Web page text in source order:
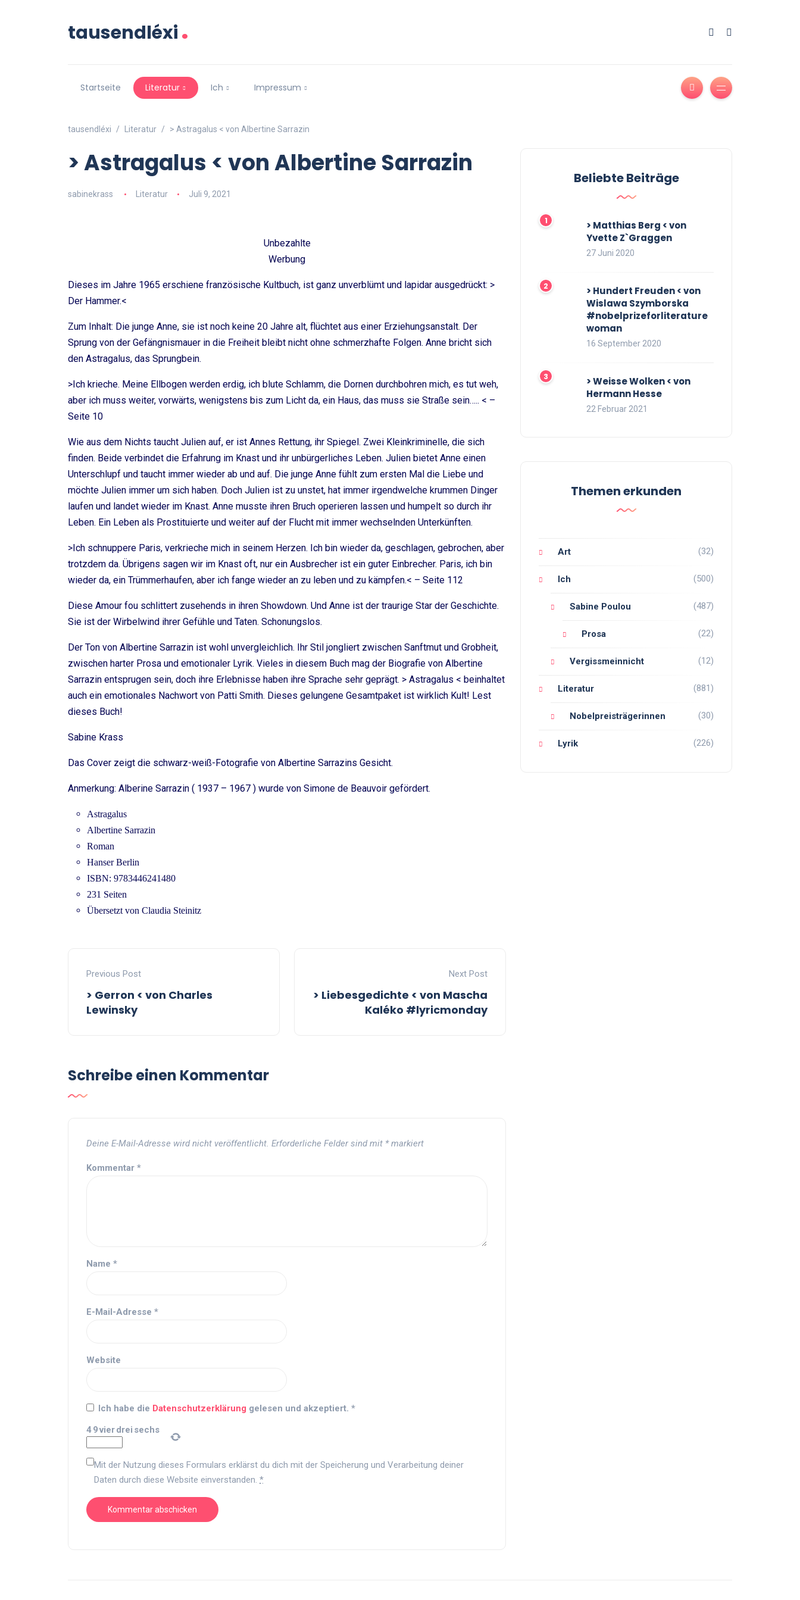
tausendléxi.
Startseite Literatur Ich Impressum
tausendléxi Literatur > Astragalus < von Albertine Sarrazin
> Astragalus < von Albertine Sarrazin
sabinekrass Literatur Juli 9, 2021
Unbezahlte
Werbung
Dieses im Jahre 1965 erschiene französische Kultbuch, ist ganz unverblümt und lapidar ausgedrückt: >
Der Hammer.<
Zum Inhalt: Die junge Anne, sie ist noch keine 20 Jahre alt, flüchtet aus einer Erziehungsanstalt. Der
Sprung von der Gefängnismauer in die Freiheit bleibt nicht ohne schmerzhafte Folgen. Anne bricht sich
den Astragalus, das Sprungbein.
>Ich krieche. Meine Ellbogen werden erdig, ich blute Schlamm, die Dornen durchbohren mich, es tut weh,
aber ich muss weiter, vorwärts, wenigstens bis zum Licht da, ein Haus, das muss sie Straße sein….. < –
Seite 10
Wie aus dem Nichts taucht Julien auf, er ist Annes Rettung, ihr Spiegel. Zwei Kleinkriminelle, die sich
finden. Beide verbindet die Erfahrung im Knast und ihr unbürgerliches Leben. Julien bietet Anne einen
Unterschlupf und taucht immer wieder ab und auf. Die junge Anne fühlt zum ersten Mal die Liebe und
möchte Julien immer um sich haben. Doch Julien ist zu unstet, hat immer irgendwelche krummen Dinger
laufen und landet wieder im Knast. Anne musste ihren Bruch operieren lassen und humpelt so durch ihr
Leben. Ein Leben als Prostituierte und weiter auf der Flucht mit immer wechselnden Unterkünften.
>Ich schnuppere Paris, verkrieche mich in seinem Herzen. Ich bin wieder da, geschlagen, gebrochen, aber
trotzdem da. Übrigens sagen wir im Knast oft, nur ein Ausbrecher ist ein guter Einbrecher. Paris, ich bin
wieder da, ein Trümmerhaufen, aber ich fange wieder an zu leben und zu kämpfen.< – Seite 112
Diese Amour fou schlittert zusehends in ihren Showdown. Und Anne ist der traurige Star der Geschichte.
Sie ist der Wirbelwind ihrer Gefühle und Taten. Schonungslos.
Der Ton von Albertine Sarrazin ist wohl unvergleichlich. Ihr Stil jongliert zwischen Sanftmut und Grobheit,
zwischen harter Prosa und emotionaler Lyrik. Vieles in diesem Buch mag der Biografie von Albertine
Sarrazin entsprugen sein, doch ihre Erlebnisse haben ihre Sprache sehr geprägt. > Astragalus < beinhaltet
auch ein emotionales Nachwort von Patti Smith. Dieses gelungene Gesamtpaket ist wirklich Kult! Lest
dieses Buch!
Sabine Krass
Das Cover zeigt die schwarz-weiß-Fotografie von Albertine Sarrazins Gesicht.
Anmerkung: Alberine Sarrazin ( 1937 – 1967 ) wurde von Simone de Beauvoir gefördert.
Astragalus
Albertine Sarrazin
Roman
Hanser Berlin
ISBN: 9783446241480
231 Seiten
Übersetzt von Claudia Steinitz
Previous Post
> Gerron < von Charles
Lewinsky
Next Post
> Liebesgedichte < von Mascha
Kaléko #lyricmonday
Schreibe einen Kommentar
Deine E-Mail-Adresse wird nicht veröffentlicht. Erforderliche Felder sind mit *markiert
Kommentar *
Name *
E-Mail-Adresse *
Website
Ich habe die Datenschutzerklärung gelesen und akzeptiert. *
49vierdrei sechs
Mit der Nutzung dieses Formulars erklärst du dich mit der Speicherung und Verarbeitung deiner
Daten durch diese Website einverstanden. *
Beliebte Beiträge
> Matthias Berg < von
Yvette Z`Graggen
27 Juni 2020
> Hundert Freuden < von
Wislawa Szymborska
#nobelprizeforliterature
woman
16 September 2020
> Weisse Wolken < von
Hermann Hesse
22 Februar 2021
Themen erkunden
Art (32)
Ich (500)
Sabine Poulou (487)
Prosa (22)
Vergissmeinnicht (12)
Literatur (881)
Nobelpreisträgerinnen (30)
Lyrik (226)